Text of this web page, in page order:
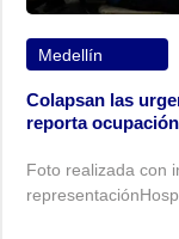
Medellín
Colapsan las
reporta
Foto realizada con